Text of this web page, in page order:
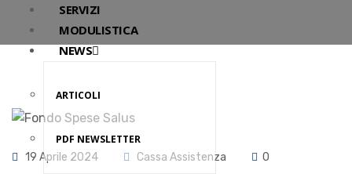
SERVIZI
MODULISTICA
NEWS
ARTICOLI
PDF NEWSLETTER
19 Aprile 2024 Cassa Assistenza 0